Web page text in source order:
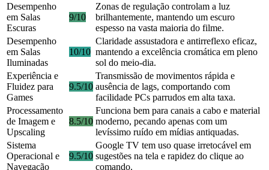
Desempenho
em Salas
Escuras
9/10
Zonas de regulação controlam a luz
brilhantemente, mantendo um escuro
espesso na vasta maioria do filme.
Desempenho
em Salas
Iluminadas
10/10
Claridade assustadora e antirreflexo eficaz,
mantendo a excelência cromática em pleno
sol do meio-dia.
Experiência e
Fluidez para
Games
9.5/10
Transmissão de movimentos rápida e
ausência de lags, comportando com
facilidade PCs parrudos em alta taxa.
Processamento
de Imagem e
Upscaling
8.5/10
Funciona bem para canais a cabo e material
moderno, pecando apenas com um
levíssimo ruído em mídias antiquadas.
Sistema
Operacional e
Navegação
9.5/10
Google TV tem uso quase irretocável em
sugestões na tela e rapidez do clique ao
comando.